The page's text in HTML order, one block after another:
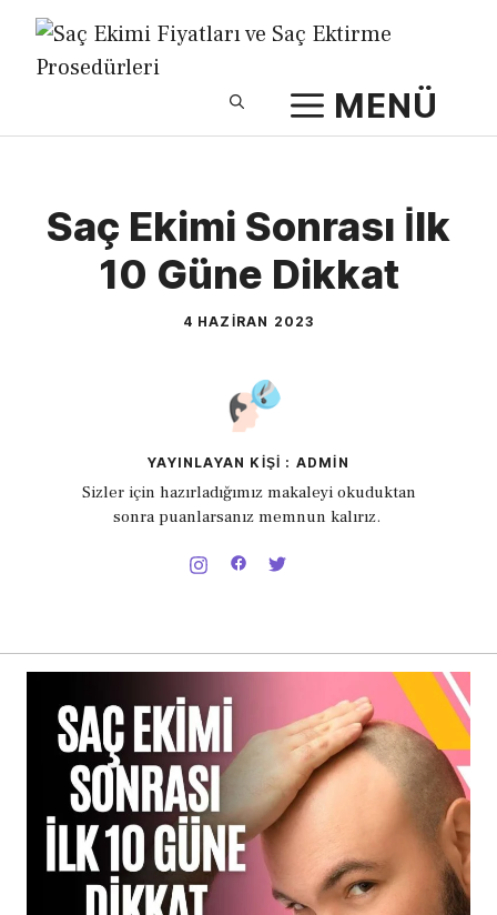
İçeriğe
MENÜ
Saç Ekimi Sonrası İlk
10 Güne Dikkat
4 HAZIRAN 2023
YAYINLAYAN KIŞI : ADMIN
Sizler için hazırladığımız makaleyi okuduktan
sonra puanlarsanız memnun kalırız.